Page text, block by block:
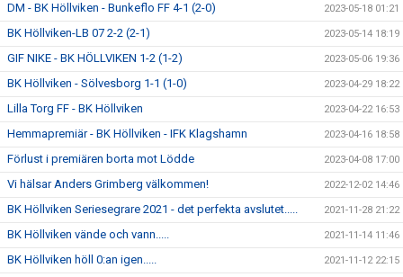
DM - BK Höllviken - Bunkeflo FF 4-1 (2-0) 2023-05-18 01:21
BK Höllviken-LB 07 2-2 (2-1) 2023-05-14 18:19
GIF NIKE - BK HÖLLVIKEN 1-2 (1-2) 2023-05-06 19:36
BK Höllviken - Sölvesborg 1-1 (1-0) 2023-04-29 18:22
Lilla Torg FF - BK Höllviken 2023-04-22 16:53
Hemmapremiär - BK Höllviken - IFK Klagshamn 2023-04-16 18:58
Förlust i premiären borta mot Lödde 2023-04-08 17:00
Vi hälsar Anders Grimberg välkommen! 2022-12-02 14:46
BK Höllviken Seriesegrare 2021 - det perfekta avslutet..... 2021-11-28 21:22
BK Höllviken vände och vann..... 2021-11-14 11:46
BK Höllviken höll 0:an igen..... 2021-11-12 22:15